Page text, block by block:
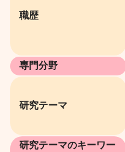
職歴
専門分野
研究テーマ
研究テーマのキーワー